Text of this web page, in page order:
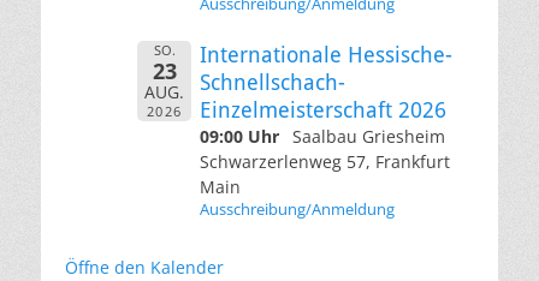
Ausschreibung/Anmeldung
SO.
23
AUG.
2026
Internationale Hessische-
Schnellschach-
Einzelmeisterschaft 2026
09:00 Uhr Saalbau Griesheim
Schwarzerlenweg 57, Frankfurt
Main
Ausschreibung/Anmeldung
Öffne den Kalender